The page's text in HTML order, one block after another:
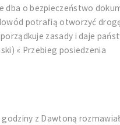
o bezpieczeństwo
potrafią otworzyć
zasady i daje
« Przebieg posiedzenia
z Dawtoną